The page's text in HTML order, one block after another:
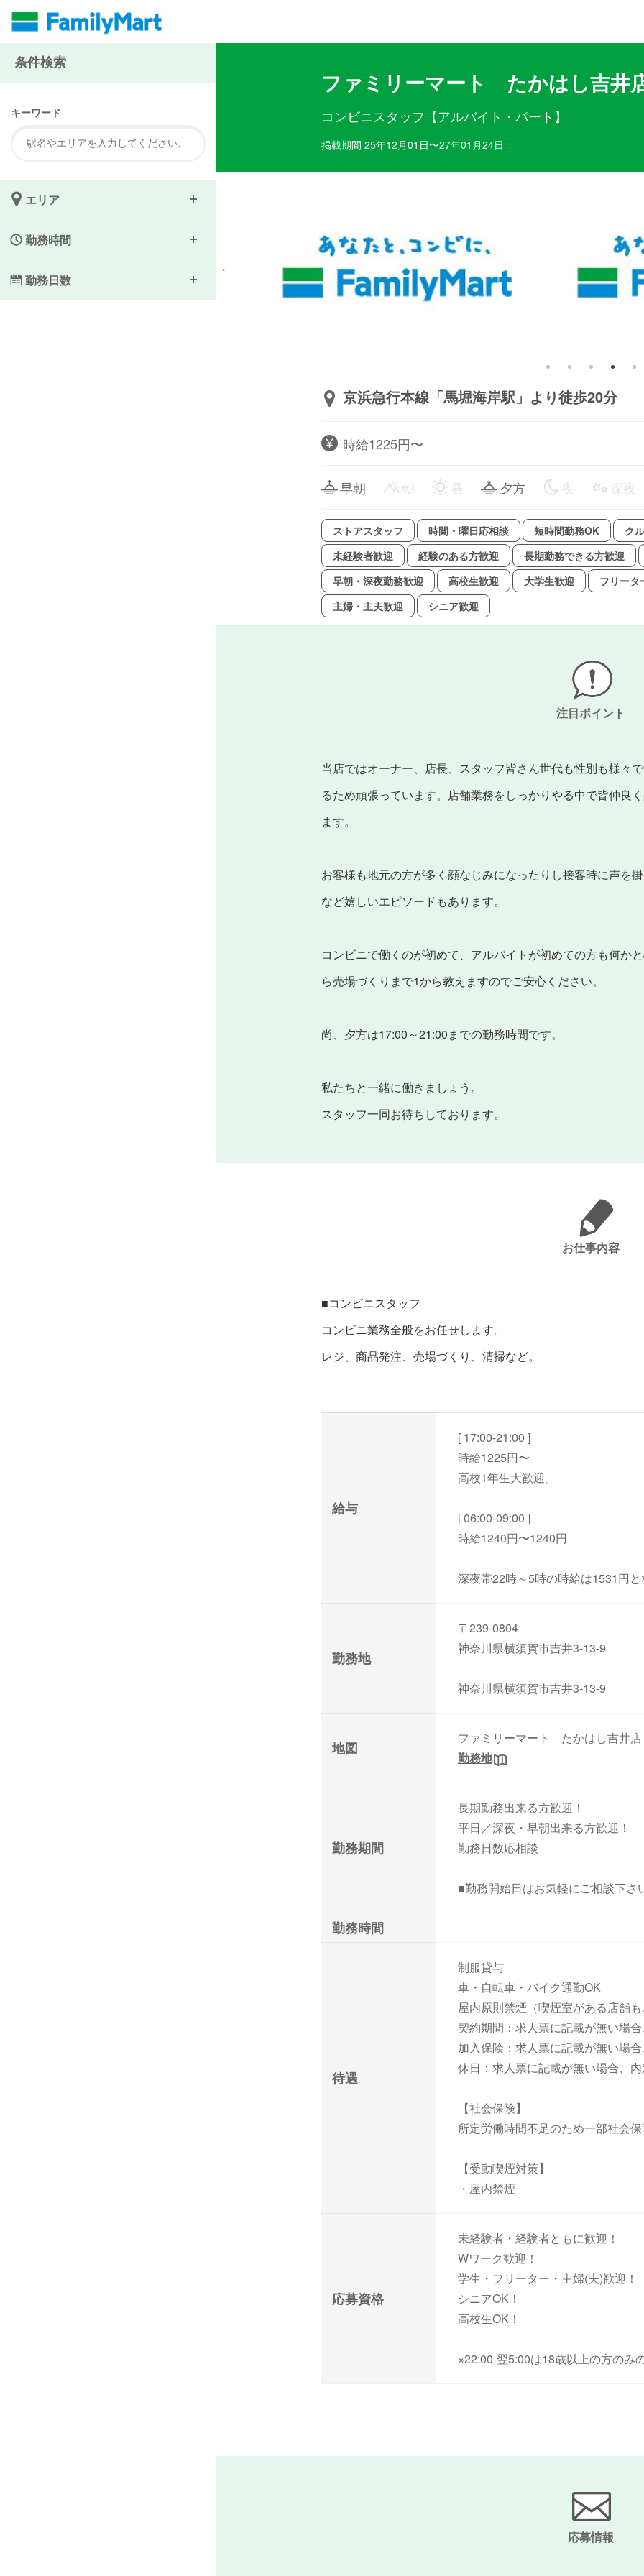
ファミリーマート たかはし吉井
コンビニスタッフ【アルバイト・パート】
掲載期間 25年12月01日〜27年01月24日
京浜急行本線「馬堀海岸駅」より徒歩20分
時給1225円〜
早朝 朝 昼 夕方 夜 深夜
ストアスタッフ 時間・曜日応相談 短時間勤務OK ク
未経験者歓迎
経験のある方歓迎 長期勤務できる方歓迎
早朝・深夜勤務歓迎
高校生歓迎 大学生歓迎 フリータ
主婦・主夫歓迎
シニア歓迎
注目ポイント
当店ではオーナー、店長、スタッフ皆さん世代も性別も様々
るため頑張っています。店舗業務をしっかりやる中で皆仲良
ます。
お客様も地元の方が多く顔なじみになったりし接客時に声を
など嬉しいエピソードもあります。
コンビニで働くのが初めて、アルバイトが初めての方も何か
ら売場づくりまで1から教えますのでご安心ください。
尚、夕方は17:00～21:00までの勤務時間です。
私たちと一緒に働きましょう。
スタッフ一同お待ちしております。
お仕事内容
■コンビニスタッフ
コンビニ業務全般をお任せします。
レジ、商品発注、売場づくり、清掃など。
給与
[ 17:00-21:00 ]
時給1225円〜
高校1年生大歓迎。
[ 06:00-09:00 ]
時給1240円〜1240円
深夜帯22時～5時の時給は1531円と
勤務地
〒239-0804
神奈川県横須賀市吉井3-13-9
神奈川県横須賀市吉井3-13-9
地図
ファミリーマート たかはし吉井店
勤務地
勤務期間
長期勤務出来る方歓迎！
平日／深夜・早朝出来る方歓迎！
勤務日数応相談
■勤務開始日はお気軽にご相談下さ
勤務時間
待遇
制服貸与
車・自転車・バイク通勤OK
屋内原則禁煙（喫煙室がある店舗も
契約期間：求人票に記載が無い場
加入保険：求人票に記載が無い場
休日：求人票に記載が無い場合、
【社会保険】
所定労働時間不足のため一部社会保
【受動喫煙対策】
・屋内禁煙
応募資格
未経験者・経験者ともに歓迎！
Wワーク歓迎！
学生・フリーター・主婦(夫)歓迎！
シニアOK！
高校生OK！
※22:00-翌5:00は18歳以上の方のみ
応募情報
条件検索
キーワード
エリア
勤務時間
勤務日数